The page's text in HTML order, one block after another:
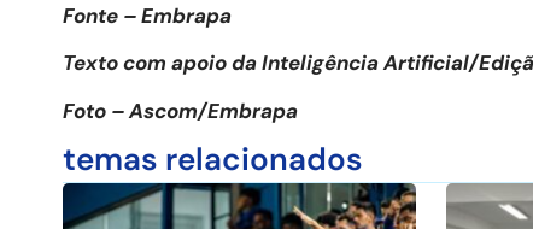
Fonte – Embrapa
Texto com apoio da Inteligência Artificial/
Foto – Ascom/Embrapa
temas relacionados